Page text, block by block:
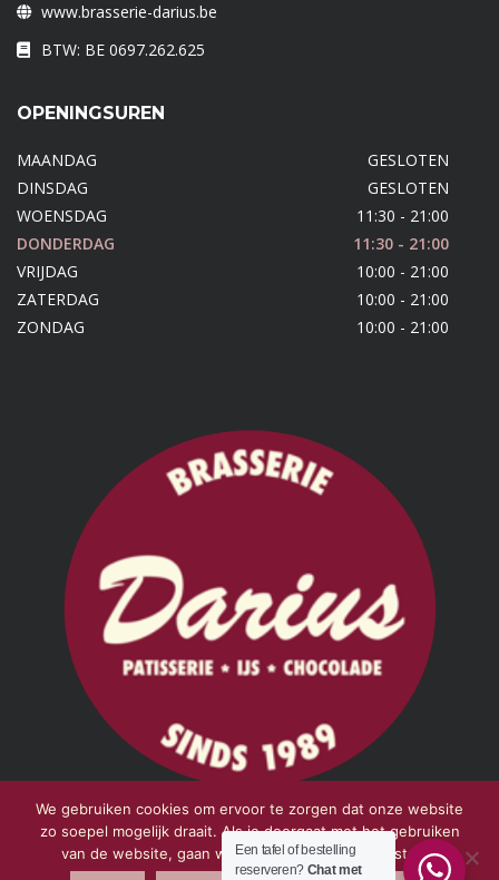
www.brasserie-darius.be
BTW: BE 0697.262.625
OPENINGSUREN
MAANDAG
GESLOTEN
DINSDAG
GESLOTEN
WOENSDAG
11:30 - 21:00
DONDERDAG
11:30 - 21:00
VRIJDAG
10:00 - 21:00
ZATERDAG
10:00 - 21:00
ZONDAG
10:00 - 21:00
Een tafel of bestelling
reserveren? Chat met
We gebruiken cookies om ervoor te zorgen dat onze website
zo soepel mogelijk draait. Als je doorgaat met het gebruiken
van de website, gaan we er vanuit dat ermee instemt.